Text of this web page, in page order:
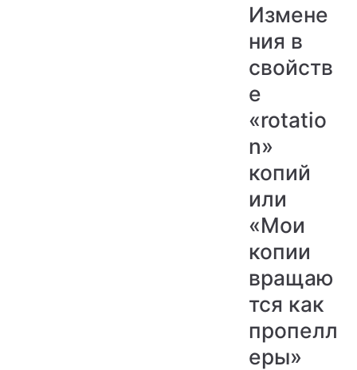
Измене
ния в
свойств
е
«rotatio
n»
копий
или
«Мои
копии
вращаю
тся как
пропелл
еры»